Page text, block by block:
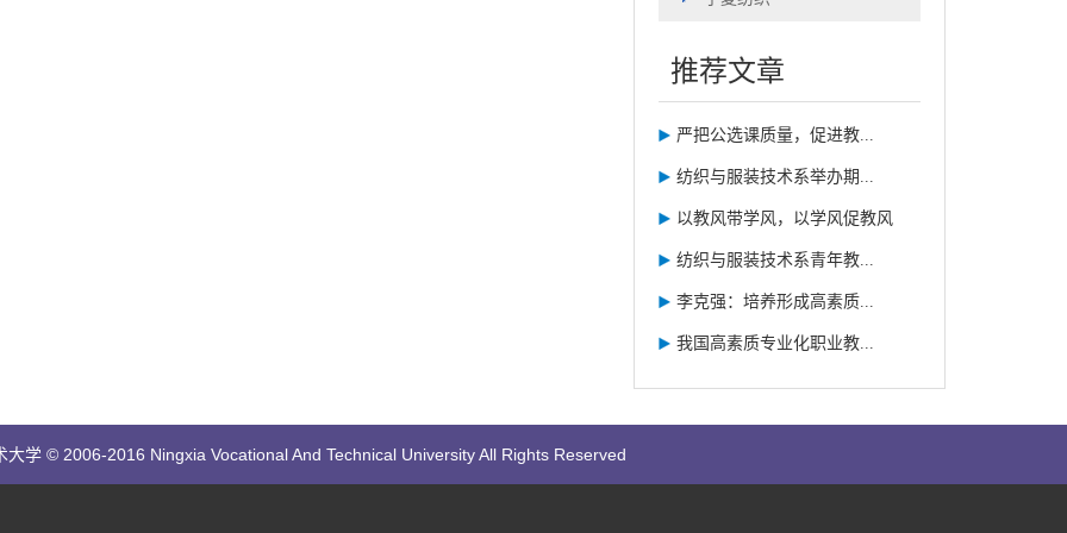
推荐文章
严把公选课质量，促进教...
纺织与服装技术系举办期...
以教风带学风，以学风促教风
纺织与服装技术系青年教...
李克强：培养形成高素质...
我国高素质专业化职业教...
大学 © 2006-2016 Ningxia Vocational And Technical University All Rights Reserved